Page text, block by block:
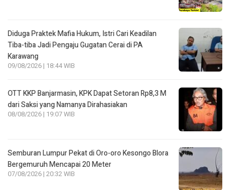
Diduga Praktek Mafia Hukum, Istri Cari Keadilan
Tiba-tiba Jadi Pengaju Gugatan Cerai di PA
Karawang
09/08/2026 | 18:44 WIB
OTT KKP Banjarmasin, KPK Dapat Setoran Rp8,3 M
dari Saksi yang Namanya Dirahasiakan
08/08/2026 | 19:07 WIB
Semburan Lumpur Pekat di Oro-oro Kesongo Blora
Bergemuruh Mencapai 20 Meter
07/08/2026 | 20:32 WIB